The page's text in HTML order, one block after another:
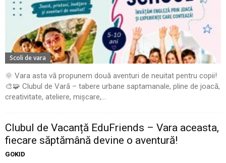
Scoli de vara
🌞 Vara asta vă propunem două aventuri de neuitat pentru copii!
🎨🧩 Clubul de Vară – tabere urbane saptamanale, pline de joacă,
creativitate, ateliere, mișcare,...
Clubul de Vacanță EduFriends – Vara aceasta,
fiecare săptămână devine o aventură!
GOKID